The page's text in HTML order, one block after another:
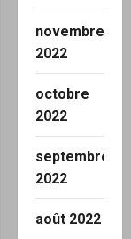
novembre
2022
octobre
2022
septembre
2022
août 2022